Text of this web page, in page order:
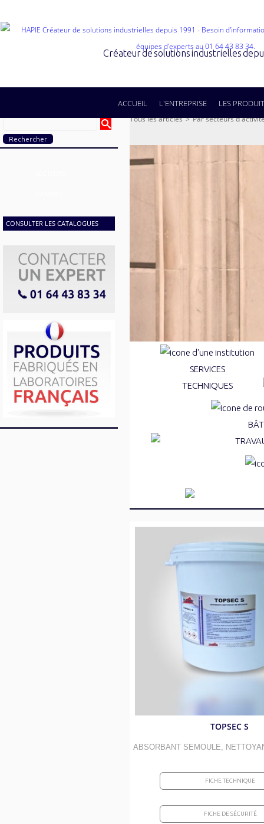
Créateur de solutions industrielles
ACCUEIL L'ENTREPRISE LES
CONSULTER LES CATALOGUES
Tous les articles > Par secteurs
SERVICES
TECHNIQUES
Marquages au sol
Réparations de la voirie
Anti-graffitis et
Absorbants routiers et
Débituminants et anti-
Élections et
Piscines et bassins
Aires de jeux
Nettoyage
Traitements
Résines et
Étanchéité
Mobiliers
TOPSEC S
ABSORBANT SEMOULE,
FICHE TECHNIQUE
FICHE DE SÉCURITÉ